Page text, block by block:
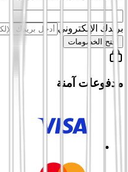
بريدك الإلكتروني
افتح الخصومات
مدفوعات آمنة